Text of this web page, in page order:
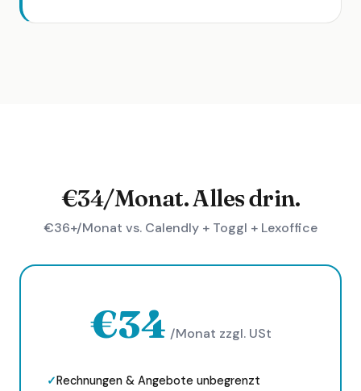
€34/Monat. Alles drin.
€36+/Monat vs. Calendly + Toggl + Lexoffice
€34 /Monat zzgl. USt
✓Rechnungen & Angebote unbegrenzt